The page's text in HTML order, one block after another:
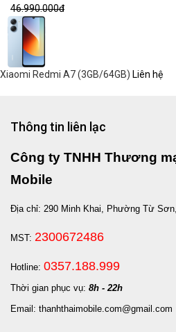
46.990.000đ
Xiaomi Redmi A7 (3GB/64GB) Liên hệ
Thông tin liên lạc
Công ty TNHH Thương
Mobile
Địa chỉ: 290 Minh Khai, Phường Từ
MST: 2300672486
Hotline: 0357.188.999
Thời gian phục vụ: 8h - 22h
Email: thanhthaimobile.com@gmail.com